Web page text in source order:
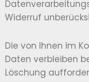
Widerruf
Die von Ihnen im
Daten verbleiben
Löschung